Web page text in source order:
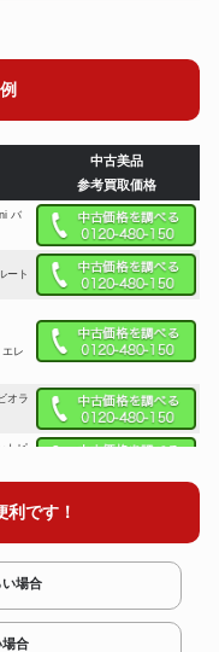
中古美品
参考買取価格
バ
ート
レ
オラ
トピ
式
利です！
場合
場合